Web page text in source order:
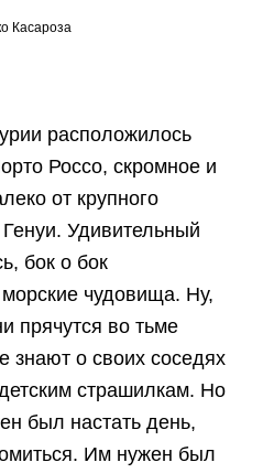
Касароза
расположилось
Россо, скромное и
от крупного
Удивительный
бок о бок
чудовища. Ну,
прячутся во тьме
знают о своих соседях
страшилкам. Но
был настать день,
Им нужен был